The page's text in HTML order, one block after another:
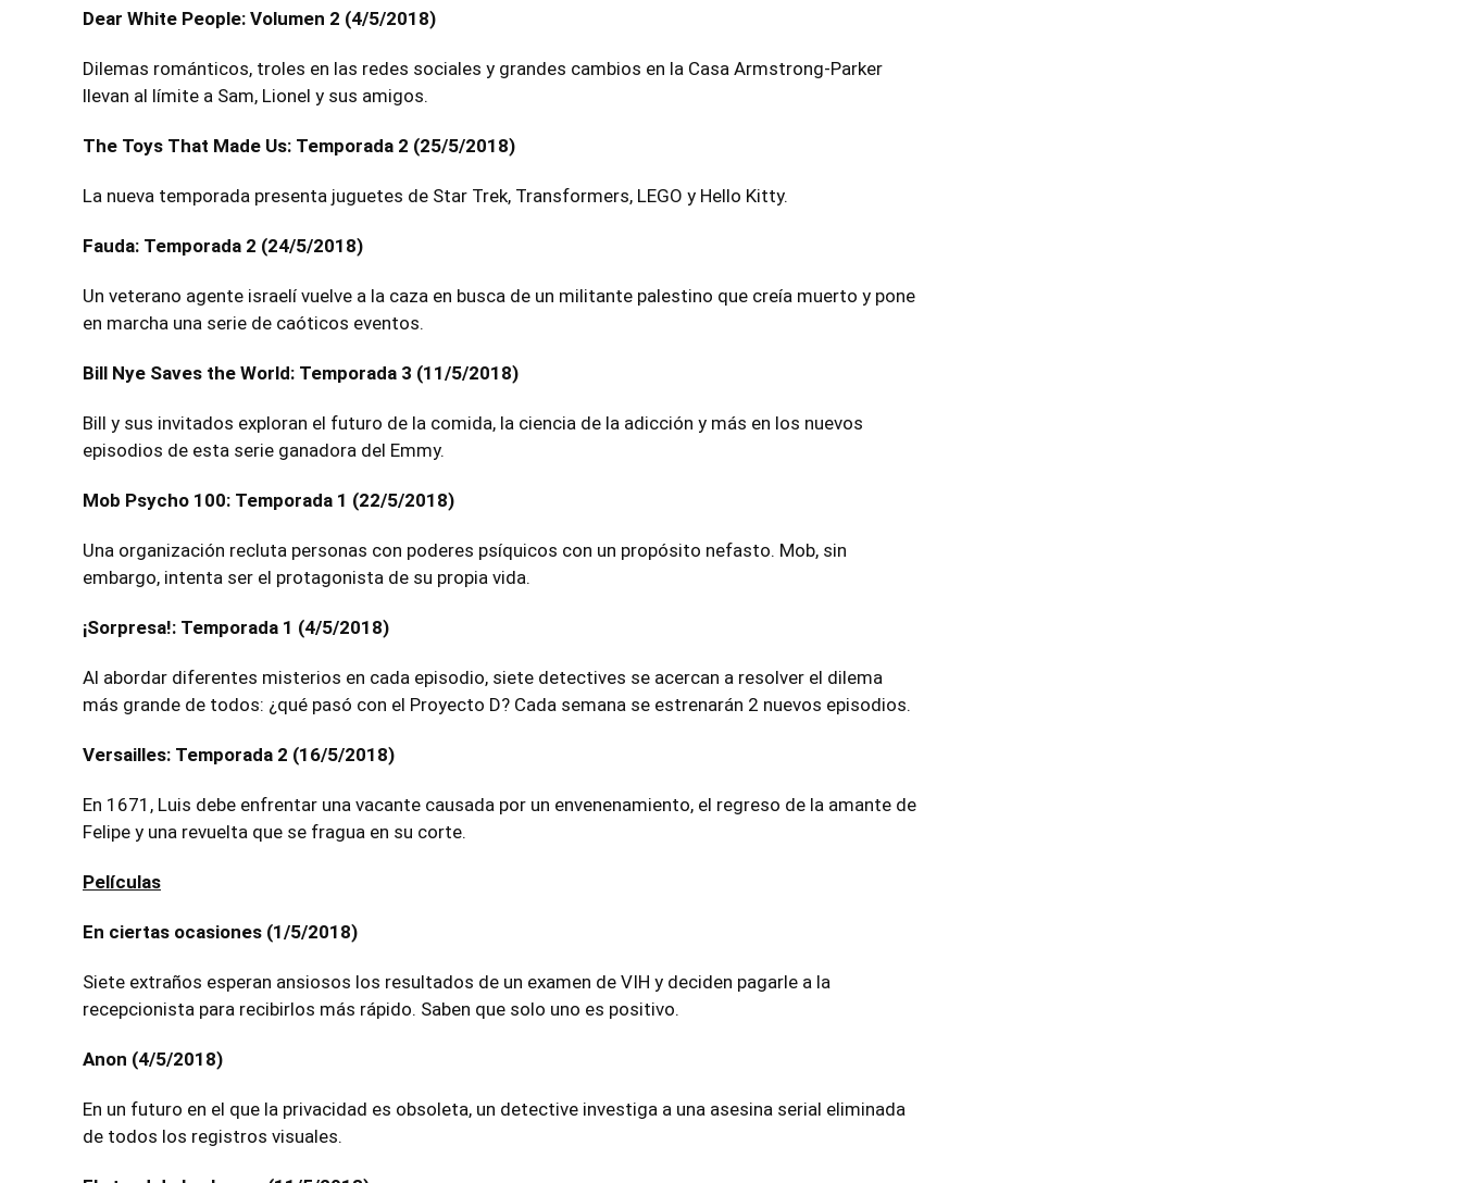
Dear White People: Volumen 2 (4/5/2018)
Dilemas románticos, troles en las redes sociales y grandes cambios en la Casa Armstrong-Parker
llevan al límite a Sam, Lionel y sus amigos.
The Toys That Made Us: Temporada 2 (25/5/2018)
La nueva temporada presenta juguetes de Star Trek, Transformers, LEGO y Hello Kitty.
Fauda: Temporada 2 (24/5/2018)
Un veterano agente israelí vuelve a la caza en busca de un militante palestino que creía muerto y pone
en marcha una serie de caóticos eventos.
Bill Nye Saves the World: Temporada 3 (11/5/2018)
Bill y sus invitados exploran el futuro de la comida, la ciencia de la adicción y más en los nuevos
episodios de esta serie ganadora del Emmy.
Mob Psycho 100: Temporada 1 (22/5/2018)
Una organización recluta personas con poderes psíquicos con un propósito nefasto. Mob, sin
embargo, intenta ser el protagonista de su propia vida.
¡Sorpresa!: Temporada 1 (4/5/2018)
Al abordar diferentes misterios en cada episodio, siete detectives se acercan a resolver el dilema
más grande de todos: ¿qué pasó con el Proyecto D? Cada semana se estrenarán 2 nuevos episodios.
Versailles: Temporada 2 (16/5/2018)
En 1671, Luis debe enfrentar una vacante causada por un envenenamiento, el regreso de la amante de
Felipe y una revuelta que se fragua en su corte.
Películas
En ciertas ocasiones (1/5/2018)
Siete extraños esperan ansiosos los resultados de un examen de VIH y deciden pagarle a la
recepcionista para recibirlos más rápido. Saben que solo uno es positivo.
Anon (4/5/2018)
En un futuro en el que la privacidad es obsoleta, un detective investiga a una asesina serial eliminada
de todos los registros visuales.